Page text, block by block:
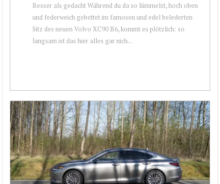
Besser als gedacht Während du da so lümmelst, hoch oben
und federweich gebettet im famosen und edel belederten
Sitz des neuen Volvo XC90 B6, kommt es plötzlich: so
langsam ist das hier alles gar nich...